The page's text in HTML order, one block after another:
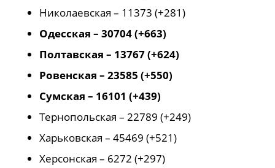
Николаевская – 11373 (+281)
Одесская – 30704 (+663)
Полтавская – 13767 (+624)
Ровенская – 23585 (+550)
Сумская – 16101 (+439)
Тернопольская – 22789 (+249)
Харьковская – 45469 (+521)
Херсонская – 6272 (+297)